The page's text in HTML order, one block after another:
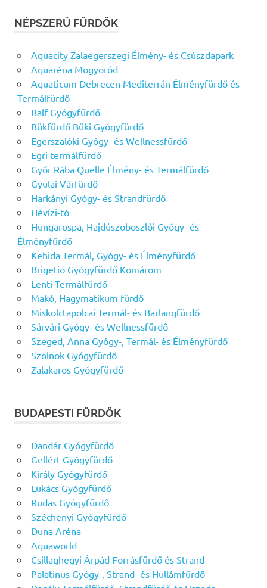
NÉPSZERŰ FÜRDŐK
Aquacity Zalaegerszegi Élmény- és Csúszdapark
Aquaréna Mogyoród
Aquaticum Debrecen Mediterrán Élményfürdő és
Termálfürdő
Balf Gyógyfürdő
Bükfürdő Büki Gyógyfürdő
Egerszalóki Gyógy- és Wellnessfürdő
Egri termálfürdő
Győr Rába Quelle Élmény- és Termálfürdő
Gyulai Várfürdő
Harkányi Gyógy- és Strandfürdő
Hévízi-tó
Hungarospa, Hajdúszoboszlói Gyógy- és
Élményfürdő
Kehida Termál, Gyógy- és Élményfürdő
Brigetio Gyógyfürdő Komárom
Lenti Termálfürdő
Makó, Hagymatikum fürdő
Miskolctapolcai Termál- és Barlangfürdő
Sárvári Gyógy- és Wellnessfürdő
Szeged, Anna Gyógy-, Termál- és Élményfürdő
Szolnok Gyógyfürdő
Zalakaros Gyógyfürdő
BUDAPESTI FÜRDŐK
Dandár Gyógyfürdő
Gellért Gyógyfürdő
Király Gyógyfürdő
Lukács Gyógyfürdő
Rudas Gyógyfürdő
Széchenyi Gyógyfürdő
Duna Aréna
Aquaworld
Csillaghegyi Árpád Forrásfürdő és Strand
Palatinus Gyógy-, Strand- és Hullámfürdő